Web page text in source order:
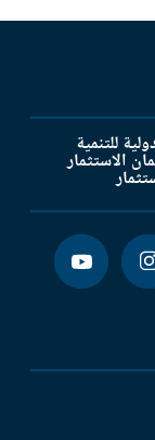
للتنمية
الاستثمار